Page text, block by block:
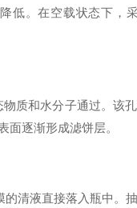
低。在空载状态下，
质和水分子通过。该
面逐渐形成滤饼层。
清液直接落入瓶中 。